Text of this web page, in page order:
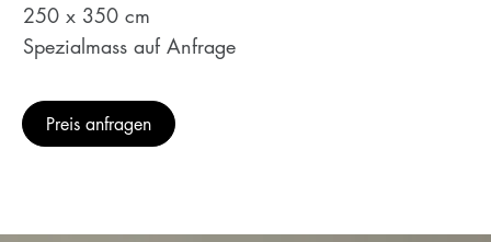
250 x 350 cm
Spezialmass auf Anfrage
Preis anfragen